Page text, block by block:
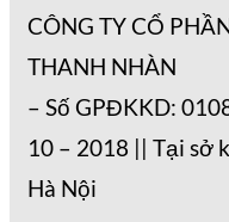
CÔNG TY CỔ
THANH NHÀN
– Số GPĐKKD:
10 – 2018 || Tại sở
Hà Nội